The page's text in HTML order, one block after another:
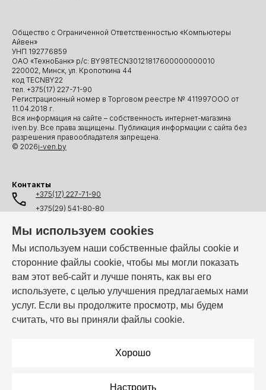
Мы используем cookies
Мы используем наши собственные файлы cookie и
сторонние файлы cookie, чтобы мы могли показать
вам этот веб-сайт и лучше понять, как вы его
используете, с целью улучшения предлагаемых нами
услуг. Если вы продолжите просмотр, мы будем
считать, что вы приняли файлы cookie.
Хорошо
Настроить
Общество с Ограниченной Ответственностью «Компьютеры
Айвен»
УНП 192776859
ОАО «ТехноБанк» р/с: BY98TECN30121817600000000010
220002, Минск, ул. Кропоткина 44
код TECNBY22
тел. +375(17) 227-71-90
Регистрационный номер в Торговом реестре № 411997ООО от
11.04.2018 г.
Вся информация на сайте – собственность интернет-магазина
iven.by. Все права защищены. Публикация информации с сайта без
разрешения правообладателя запрещена.
© 2026i-ven.by
Контакты
+375(17) 227-71-90
+375(29) 541-80-80
+375(44) 541-80-80
info@i-ven.by
Мы в мессенджерах:
Режим работы: Пн–Пт: 10:00 – 19:00